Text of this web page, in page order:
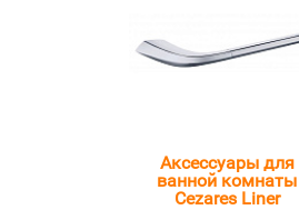
Аксессуары для
ванной комнаты
Cezares Liner